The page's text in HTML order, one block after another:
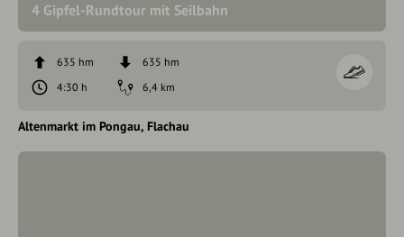
4 Gipfel-Rundtour mit Seilbahn
635 hm
635 hm
4:30 h
6,4 km
Altenmarkt im Pongau Flachau